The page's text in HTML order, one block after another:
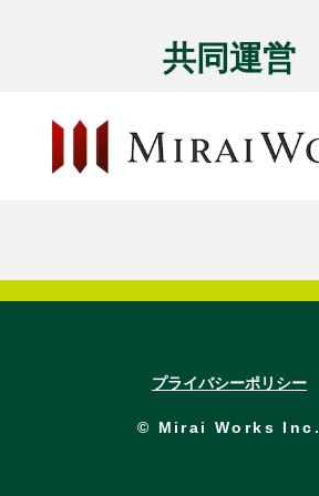
共同運営
プライバシーポリシー
© Mirai Works Inc.